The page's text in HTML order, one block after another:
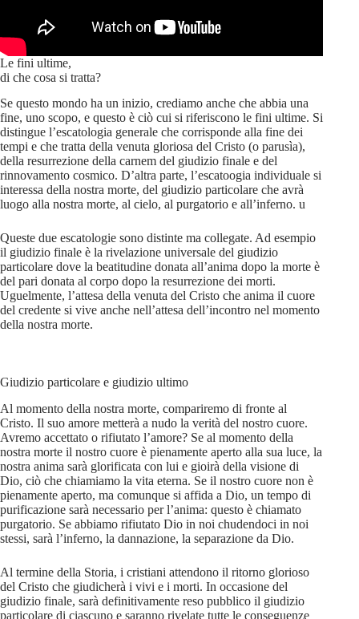
Le fini ultime,
di che cosa si tratta?
Se questo mondo ha un inizio, crediamo anche che abbia una
fine, uno scopo, e questo è ciò cui si riferiscono le fini ultime. Si
distingue l’escatologia generale che corrisponde alla fine dei
tempi e che tratta della venuta gloriosa del Cristo (o parusìa),
della resurrezione della carnem del giudizio finale e del
rinnovamento cosmico. D’altra parte, l’escatoogia individuale si
interessa della nostra morte, del giudizio particolare che avrà
luogo alla nostra morte, al cielo, al purgatorio e all’inferno. u
Queste due escatologie sono distinte ma collegate. Ad esempio
il giudizio finale è la rivelazione universale del giudizio
particolare dove la beatitudine donata all’anima dopo la morte è
del pari donata al corpo dopo la resurrezione dei morti.
Uguelmente, l’attesa della venuta del Cristo che anima il cuore
del credente si vive anche nell’attesa dell’incontro nel momento
della nostra morte.
Giudizio particolare e giudizio ultimo
Al momento della nostra morte, compariremo di fronte al
Cristo. Il suo amore metterà a nudo la verità del nostro cuore.
Avremo accettato o rifiutato l’amore? Se al momento della
nostra morte il nostro cuore è pienamente aperto alla sua luce, la
nostra anima sarà glorificata con lui e gioirà della visione di
Dio, ciò che chiamiamo la vita eterna. Se il nostro cuore non è
pienamente aperto, ma comunque si affida a Dio, un tempo di
purificazione sarà necessario per l’anima: questo è chiamato
purgatorio. Se abbiamo rifiutato Dio in noi chudendoci in noi
stessi, sarà l’inferno, la dannazione, la separazione da Dio.
Al termine della Storia, i cristiani attendono il ritorno glorioso
del Cristo che giudicherà i vivi e i morti. In occasione del
giudizio finale, sarà definitivamente reso pubblico il giudizio
particolare di ciascuno e saranno rivelate tutte le conseguenze